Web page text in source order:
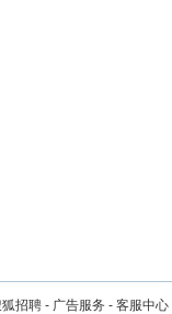
招聘 - 广告服务 - 客服中心